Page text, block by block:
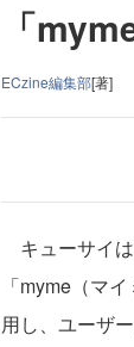
「
ECzine編集部[著]
キューサイ
「myme（マ
用し、ユーザ